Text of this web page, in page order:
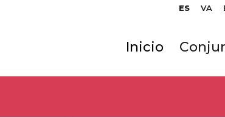
ES VA
Inicio